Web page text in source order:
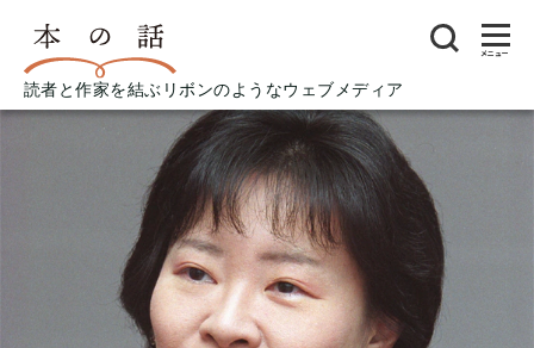
読者と作家を結ぶリボンのようなウェブメディア
メニュー